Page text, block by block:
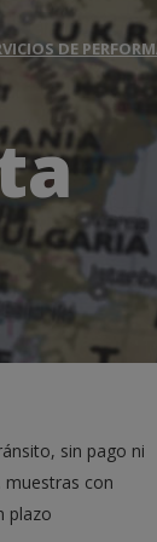
DE
sin pago ni
muestras con
plazo